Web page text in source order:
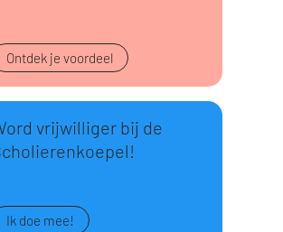
Ontdek je voordeel
vrijwilliger bij de
Ik doe mee!